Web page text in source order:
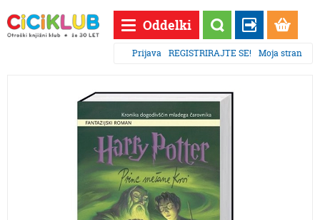
Oddelki
Prijava REGISTRIRAJTE SE! Moja stran